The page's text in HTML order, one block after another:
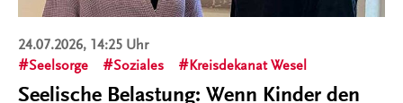
24.07.2026, 14:25 Uhr
Seelsorge
Soziales Kreisdekanat Wesel
Seelische Belastung: Wenn Kinder den